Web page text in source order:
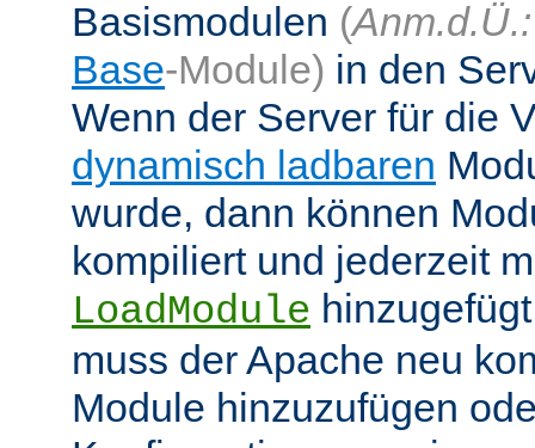
Basismodulen (Anm.d.Ü.:
Base-Module) in den
Wenn der Server für die
dynamisch ladbaren
wurde, dann können
kompiliert und jederzeit
LoadModule
muss der Apache neu
Module hinzuzufügen